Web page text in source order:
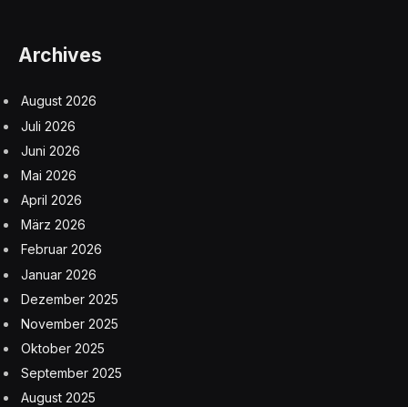
Archives
August 2026
Juli 2026
Juni 2026
Mai 2026
April 2026
März 2026
Februar 2026
Januar 2026
Dezember 2025
November 2025
Oktober 2025
September 2025
August 2025